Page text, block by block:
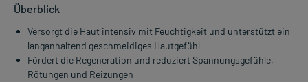
Überblick
Versorgt die Haut intensiv mit Feuchtigkeit und unterstützt ein
langanhaltend geschmeidiges Hautgefühl
Fördert die Regeneration und reduziert Spannungsgefühle,
Rötungen und Reizungen